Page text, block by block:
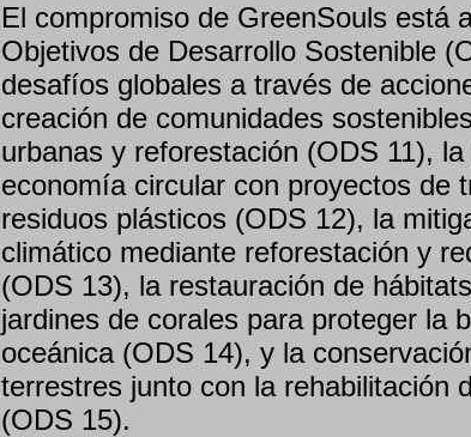
El compromiso de GreenSouls está
Objetivos de Desarrollo Sostenible
desafíos globales a través de
creación de comunidades
urbanas y reforestación (ODS 11),
economía circular con proyectos de
residuos plásticos (ODS 12), la
climático mediante reforestación y
(ODS 13), la restauración de
jardines de corales para proteger la
oceánica (ODS 14), y la
terrestres junto con la rehabilitación
(ODS 15).